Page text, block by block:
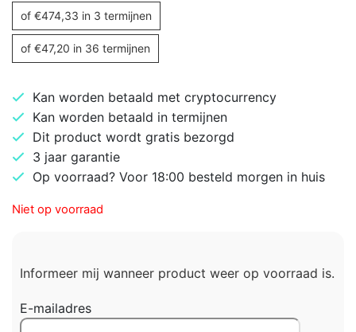
of €474,33 in 3 termijnen
of €47,20 in 36 termijnen
Kan worden betaald met cryptocurrency
Kan worden betaald in termijnen
Dit product wordt gratis bezorgd
3 jaar garantie
Op voorraad? Voor 18:00 besteld morgen in huis
Niet op voorraad
Informeer mij wanneer product weer op voorraad is.
E-mailadres